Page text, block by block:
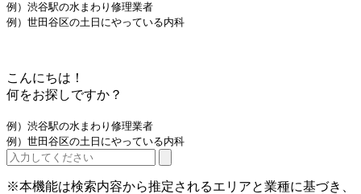
例）渋谷駅の水まわり修理業者
例）世田谷区の土日にやっている内科
こんにちは！
何をお探しですか？
例）渋谷駅の水まわり修理業者
例）世田谷区の土日にやっている内科
※本機能は検索内容から推定されるエリアと業種に基づき、